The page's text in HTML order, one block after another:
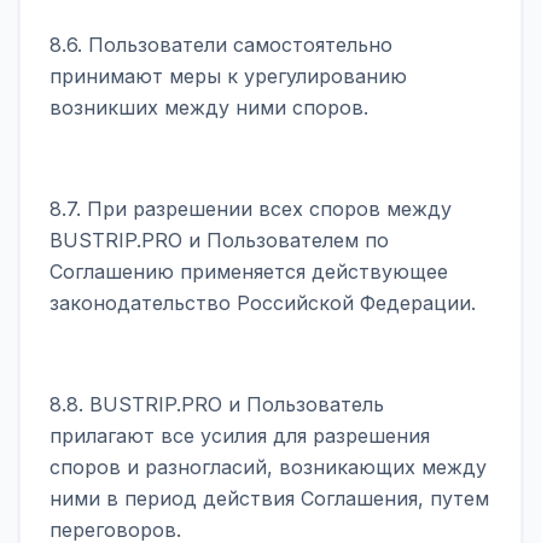
8.6. Пользователи самостоятельно
принимают меры к урегулированию
возникших между ними споров.
8.7. При разрешении всех споров между
BUSTRIP.PRO и Пользователем по
Соглашению применяется действующее
законодательство Российской Федерации.
8.8. BUSTRIP.PRO и Пользователь
прилагают все усилия для разрешения
споров и разногласий, возникающих между
ними в период действия Соглашения, путем
переговоров.